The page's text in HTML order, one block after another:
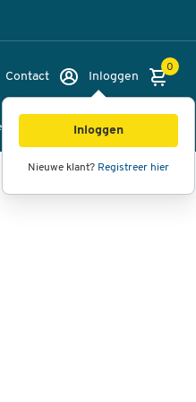
Contact Inloggen
Inloggen
Nieuwe klant? Registreer hier
0